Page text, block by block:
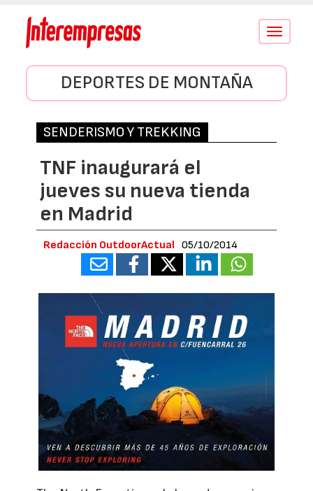
Conmutar
DEPORTES DE MONTAÑA
SENDERISMO Y TREKKING
TNF inaugurará el
jueves su nueva tienda
en Madrid
Redacción OutdoorActual 05/10/2014